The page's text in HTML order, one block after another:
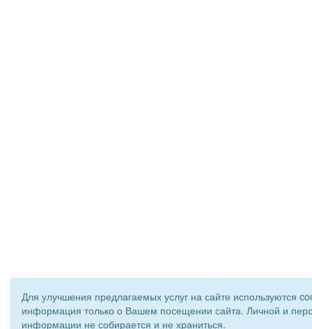
Для улучшения предлагаемых услуг на сайте используются
информация только о Вашем посещении сайта. Личной и
информации не собирается и не храниться.